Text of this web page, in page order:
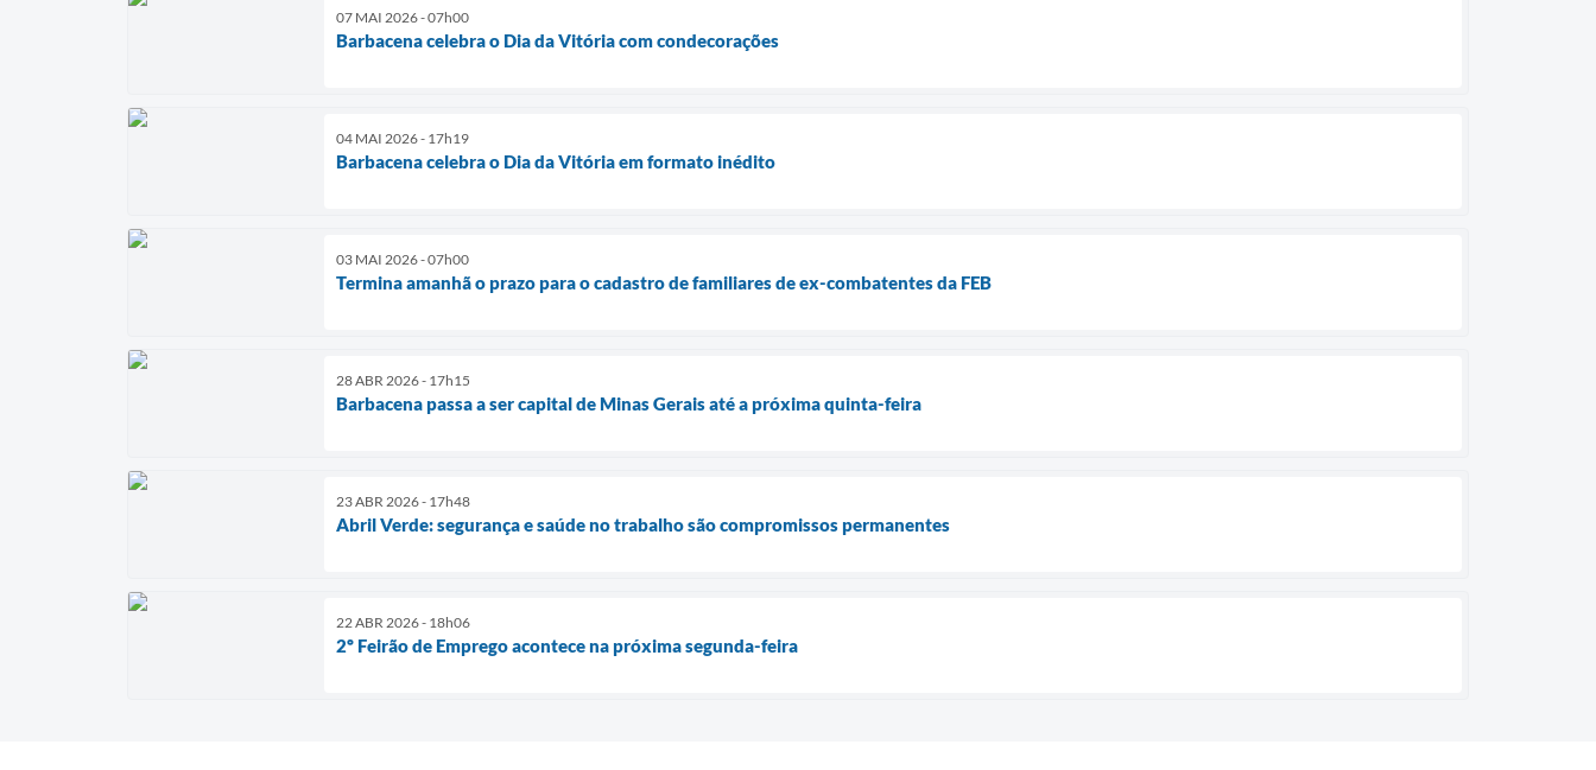
07 MAI 2026 - 07h00
Barbacena celebra o Dia da Vitória com condecorações
04 MAI 2026 - 17h19
Barbacena celebra o Dia da Vitória em formato inédito
03 MAI 2026 - 07h00
Termina amanhã o prazo para o cadastro de familiares de ex-combatentes da FEB
28 ABR 2026 - 17h15
Barbacena passa a ser capital de Minas Gerais até a próxima quinta-feira
23 ABR 2026 - 17h48
Abril Verde: segurança e saúde no trabalho são compromissos permanentes
22 ABR 2026 - 18h06
2º Feirão de Emprego acontece na próxima segunda-feira